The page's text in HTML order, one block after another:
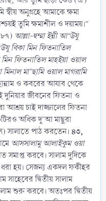
অনুগ্রহে আমাকে ক্ষমা
তুমি ক্ষমাশীল ও দয়াময়।”
আল্লা-হুম্মা ইন্নী আ‘উযু
বিকা মিন ফিতনাতিল
ফিতনাতিল মাহইয়া ওয়াল
মা’ছামি ওয়াল মাগরামি
ও কবরের আযাব থেকে
দুনিয়ার জীবনের ফিতনা ও
আশ্রয় চাই দাজ্জালের ফিতনা
অধিক দু'আ মাছুরা
সালাতে পাঠ করতেন। ৪৩,
আসসালামু আলাইকুম ওয়া
সমাপ্ত করবে। সালাম দুদিকে
হয়। সেজন্য একদল ফকীহর
দ্বিতীয় সালাম
শুরু করবে। অতঃপর দ্বিতীয়